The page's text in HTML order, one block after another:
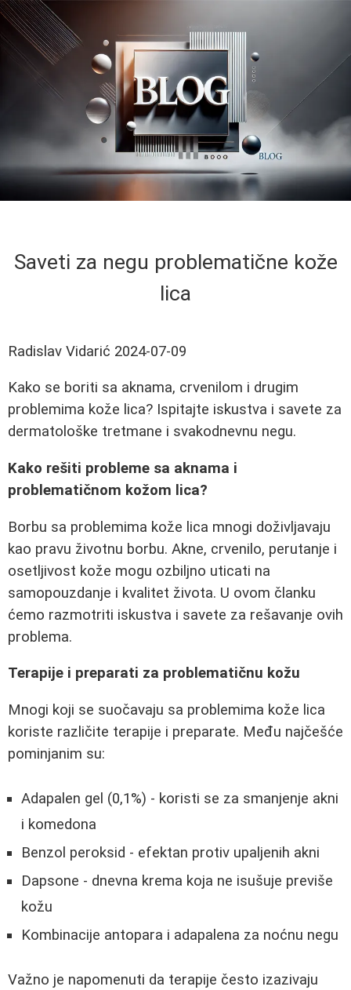
Saveti za negu problematične kože
lica
Radislav Vidarić 2024-07-09
Kako se boriti sa aknama, crvenilom i drugim
problemima kože lica? Ispitajte iskustva i savete za
dermatološke tretmane i svakodnevnu negu.
Kako rešiti probleme sa aknama i
problematičnom kožom lica?
Borbu sa problemima kože lica mnogi doživljavaju
kao pravu životnu borbu. Akne, crvenilo, perutanje i
osetljivost kože mogu ozbiljno uticati na
samopouzdanje i kvalitet života. U ovom članku
ćemo razmotriti iskustva i savete za rešavanje ovih
problema.
Terapije i preparati za problematičnu kožu
Mnogi koji se suočavaju sa problemima kože lica
koriste različite terapije i preparate. Među najčešće
pominjanim su:
Adapalen gel (0,1%) - koristi se za smanjenje akni
i komedona
Benzol peroksid - efektan protiv upaljenih akni
Dapsone - dnevna krema koja ne isušuje previše
kožu
Kombinacije antopara i adapalena za noćnu negu
Važno je napomenuti da terapije često izazivaju